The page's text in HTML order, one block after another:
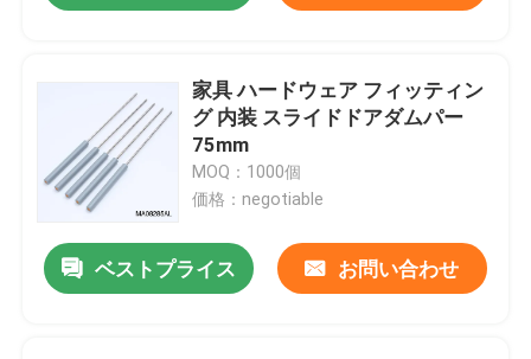
品質管理
私達に連絡しなさい
ニュース
場合
家具 ハードウェア フィッティン
グ 内装 スライドドアダムパー
75mm
MOQ：1000個
価格：negotiable
ベストプライス お問い合わせ